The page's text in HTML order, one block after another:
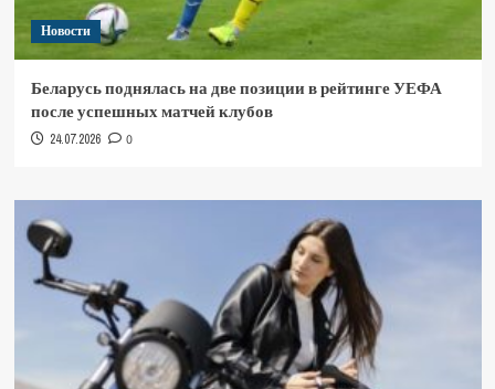
Новости
Беларусь поднялась на две позиции в рейтинге УЕФА
после успешных матчей клубов
24.07.2026 0